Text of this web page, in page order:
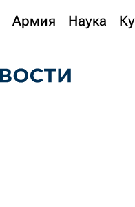
Армия Наука